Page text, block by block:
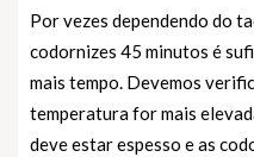
Por vezes dependendo do
codornizes 45 minutos é
mais tempo. Devemos
temperatura for mais
deve estar espesso e as